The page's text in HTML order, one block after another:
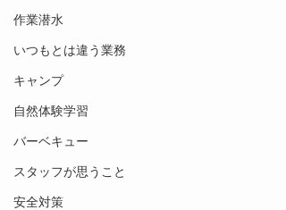
作業潜水
いつもとは違う業務
キャンプ
自然体験学習
バーベキュー
スタッフが思うこと
安全対策